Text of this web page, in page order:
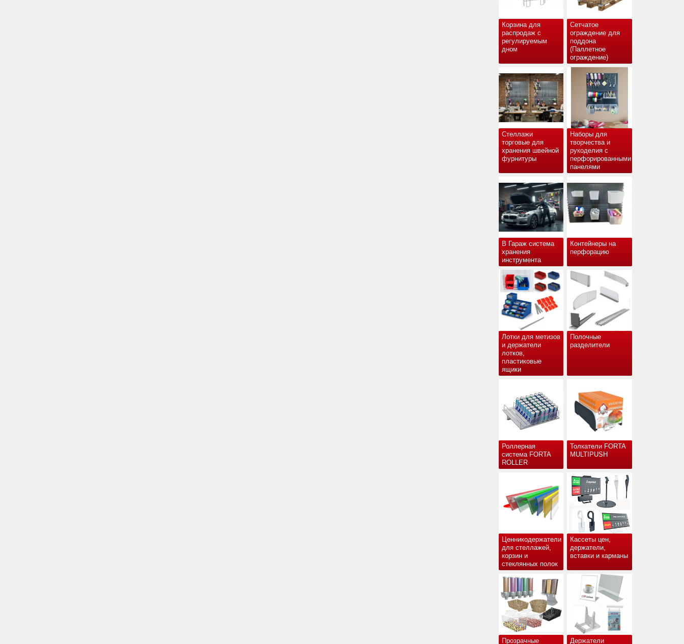
Корзина для
распродаж с
регулируемым
дном
Сетчатое
ограждение для
поддона
(Паллетное
ограждение)
Стеллажи
торговые для
хранения швейной
фурнитуры
Наборы для
творчества и
рукоделия с
перфорированными
панелями
В Гараж система
хранения
инструмента
Контейнеры на
перфорацию
Лотки для метизов
и держатели
лотков,
пластиковые
ящики
Полочные
разделители
Роллерная
система FORTA
ROLLER
Толкатели FORTA
MULTIPUSH
Ценникодержатели
для стеллажей,
корзин и
стеклянных полок
Кассеты цен,
держатели,
вставки и карманы
Прозрачные Держатели